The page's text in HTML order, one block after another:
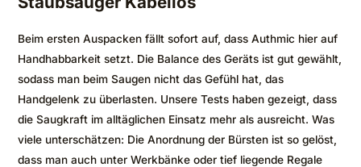
Beim ersten Auspacken fällt sofort auf, dass Authmic hier auf
Handhabbarkeit setzt. Die Balance des Geräts ist gut gewählt,
sodass man beim Saugen nicht das Gefühl hat, das
Handgelenk zu überlasten. Unsere Tests haben gezeigt, dass
die Saugkraft im alltäglichen Einsatz mehr als ausreicht. Was
viele unterschätzen: Die Anordnung der Bürsten ist so gelöst,
dass man auch unter Werkbänke oder tief liegende Regale